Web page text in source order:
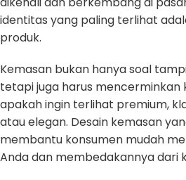
identitas yang paling terlihat
produk.
Kemasan bukan hanya soal
tetapi juga harus
apakah ingin terlihat premium,
atau elegan. Desain kemasan
membantu konsumen mudah
Anda dan membedakannya dari